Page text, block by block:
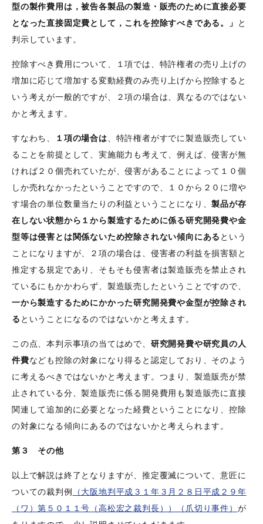
型の製作費用は，被告各製品の製造・販売のために直接必要
となった直接固定費として，これを控除すべきである。」 と
判示しています。
控除すべき費用について、１項では、特許権者の売り上げの
増加に応じて増加する変動経費のみ売り上げから控除すると
いう考えが一般的ですが、２項の場合は、異なるのではない
かと考えます。
すなわち、 １項の場合は、特許権者がすでに製造販売してい
ることを前提として、実施能力も考えて、例えば、侵害が無
ければ２０個売れていたが、侵害があることによって１０個
しか売れなかったということですので、１０から２０に増や
す場合の単位数量当たりの利益ということになり、製品が存
在しない状態から１から製造するために係る研究開発費や金
型等は侵害とは関係ないため控除されない傾向にある という
ことになりますが、２項の場合は、侵害者の利益を損害額と
推定する規定であり、そもそも侵害者は製造販売を禁止され
ているにもかかわらず、製造販売したということですので、
一から製造するためにかかった研究開発費や金型が控除され
る ということになるのではないかと考えます。
この点、本判示事項の当てはめで、 研究開発費や研究員の人
件費なども控除の対象になり得ると認定しており、そのよう
に考えるべきではないかと考えます。つまり、製造販売が禁
止されている分、製造販売に係る開発費用も製造販売に直接
関連して追加的に必要となった経費ということになり、控除
の対象になる傾向にあるのではないかと考えられます。
第３ その他
以上で解説は終了となりますが、推定覆滅について、意匠に
ついての裁判例 （大阪地判平成３１年３月２８日平成２９年
（ワ）第５０１１号（高松宏之裁判長））（爪切り事件） が